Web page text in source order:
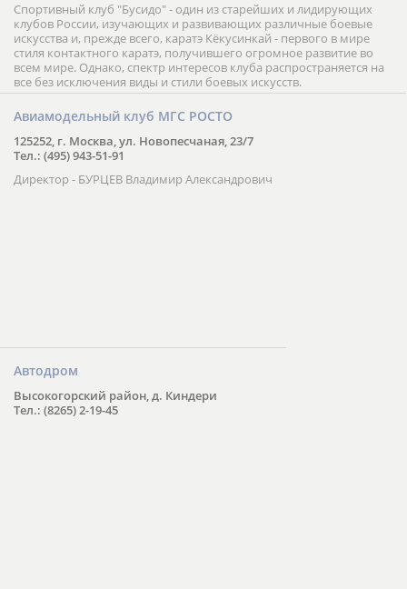
Спортивный клуб "Бусидо" - один из старейших и лидирующих
клубов России, изучающих и развивающих различные боевые
искусства и, прежде всего, каратэ Кёкусинкай - первого в мире
стиля контактного каратэ, получившего огромное развитие во
всем мире. Однако, спектр интересов клуба распространяется на
все без исключения виды и стили боевых искусств.
Авиамодельный клуб МГС РОСТО
125252, г. Москва, ул. Новопесчаная, 23/7
Тел.: (495) 943-51-91
Директор - БУРЦЕВ Владимир Александрович
Автодром
Высокогорский район, д. Киндери
Тел.: (8265) 2-19-45